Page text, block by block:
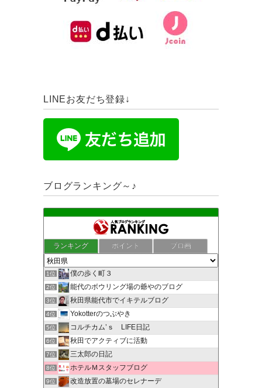
LINEお友だち登録↓
ブログランキング～♪
ランキング ポイント ブロ画
1位 僕の歩く町３
2位 能代のボウリング場の爺やのブログ
3位 秋田県能代市でイキテルブログ
4位 Yokotterのつぶやき
5位 コルチカム’ｓ LIFE日記
6位 秋田でアクティブに活動
7位 三太郎の日記
8位 ホテルＭスタッフブログ
9位 改造放置の墓場のセレナーデ